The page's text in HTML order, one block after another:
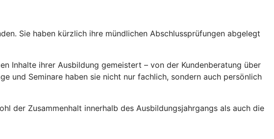
Sie haben kürzlich ihre mündlichen Abschlussprüfungen abgelegt
Inhalte ihrer Ausbildung gemeistert – von der Kundenberatung über
und Seminare haben sie nicht nur fachlich, sondern auch persönlich
der Zusammenhalt innerhalb des Ausbildungsjahrgangs als auch die